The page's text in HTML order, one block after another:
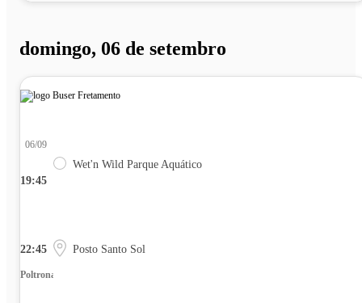
domingo, 06 de setembro
19:45
06/09
Wet'n Wild Parque Aquático
22:45 Posto Santo Sol
Poltrona